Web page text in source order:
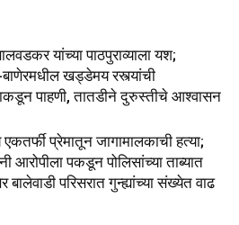
यांच्या पाठपुराव्याला यश;
बाणेरमधील खड्डेमय रस्त्यांची
पाहणी, तातडीने दुरुस्तीचे आश्वासन
एकतर्फी प्रेमातून जागामालकाची हत्या;
आरोपीला पकडून पोलिसांच्या ताब्यात
बालेवाडी परिसरात गुन्ह्यांच्या संख्येत वाढ